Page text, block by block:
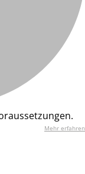
Mehr erfahren